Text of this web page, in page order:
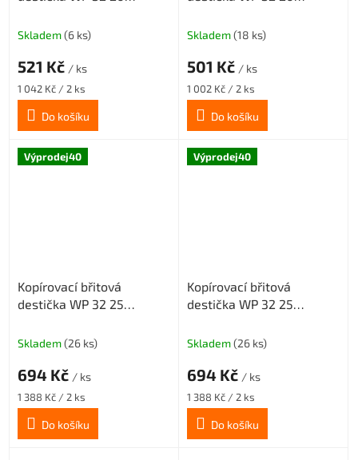
geometrie MM, povlak
Skladem(6 ks)
521 Kč / ks
Měrná
cena:
1 042 Kč / 2 ks
Do košíku
povlak CX23TX
Skladem(18 ks)
501 Kč / ks
Měrná
cena:
1 002 Kč / 2 ks
Do košíku
Výprodej40
Kopírovací břitová
destička WP 32 25
geometrie MM, povlak
Skladem(26 ks)
694 Kč / ks
Měrná
cena:
1 388 Kč / 2 ks
Do košíku
Výprodej40
Kopírovací břitová
destička WP 32 25
povlak CX23TX
Skladem(26 ks)
694 Kč / ks
Měrná
cena:
1 388 Kč / 2 ks
Do košíku